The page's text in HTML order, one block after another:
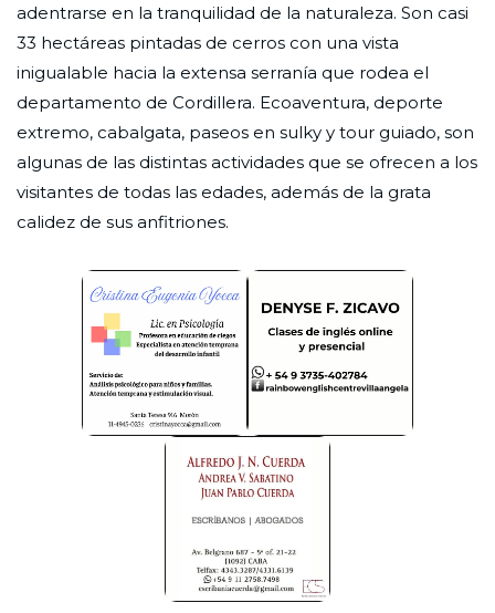
adentrarse en la tranquilidad de la naturaleza. Son casi
33 hectáreas pintadas de cerros con una vista
inigualable hacia la extensa serranía que rodea el
departamento de Cordillera. Ecoaventura, deporte
extremo, cabalgata, paseos en sulky y tour guiado, son
algunas de las distintas actividades que se ofrecen a los
visitantes de todas las edades, además de la grata
calidez de sus anfitriones.